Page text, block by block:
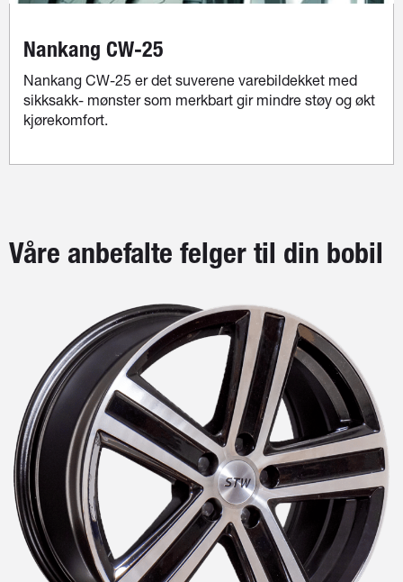
Nankang CW-25
Nankang CW-25 er det suverene varebildekket med
sikksakk- mønster som merkbart gir mindre støy og økt
kjørekomfort.
Våre anbefalte felger til din bobil